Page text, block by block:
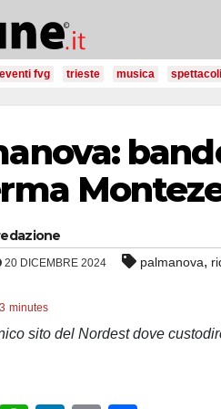
eventi fvg trieste musica spettacoli
20 DICEMBRE 2024 palmanova,
3 minutes
sito del Nordest dove